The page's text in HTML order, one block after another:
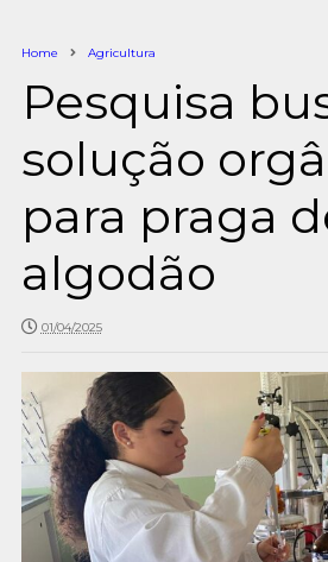
Home Agricultura
Pesquisa
solução
para praga
algodão
01/04/2025